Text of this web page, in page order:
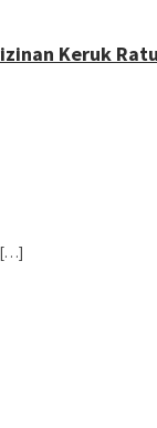
Keruk
[…]